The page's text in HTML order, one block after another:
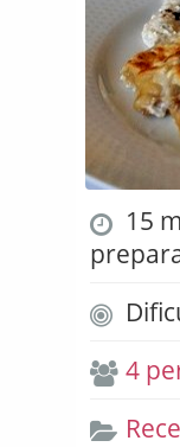
15
4